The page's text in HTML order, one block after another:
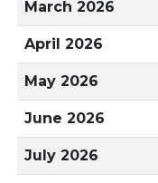
March 2026
April 2026
May 2026
June 2026
July 2026